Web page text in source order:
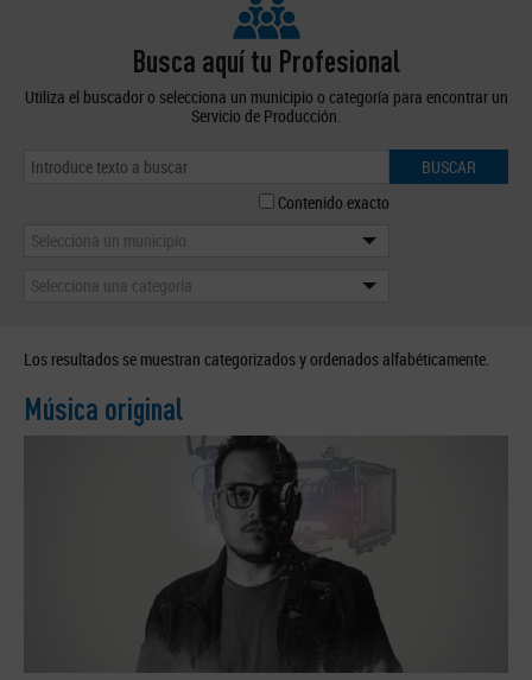
Busca aquí tu Profesional
Utiliza el buscador o selecciona un municipio o categoría para encontrar un
Servicio de Producción.
BUSCAR
Contenido exacto
Selecciona un municipio
Selecciona una categoría
Los resultados se muestran categorizados y ordenados alfabéticamente.
Música original